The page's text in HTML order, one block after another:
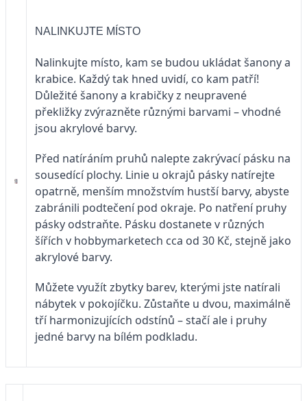
NALINKUJTE MÍSTO
Nalinkujte místo, kam se budou ukládat šanony a
krabice. Každý tak hned uvidí, co kam patří!
Důležité šanony a krabičky z neupravené
překližky zvýrazněte různými barvami – vhodné
jsou akrylové barvy.
Před natíráním pruhů nalepte zakrývací pásku na
sousedící plochy. Linie u okrajů pásky natírejte
opatrně, menším množstvím hustší barvy, abyste
zabránili podtečení pod okraje. Po natření pruhy
pásky odstraňte. Pásku dostanete v různých
šířích v hobbymarketech cca od 30 Kč, stejně jako
akrylové barvy.
Můžete využít zbytky barev, kterými jste natírali
nábytek v pokojíčku. Zůstaňte u dvou, maximálně
tří harmonizujících odstínů – stačí ale i pruhy
jedné barvy na bílém podkladu.